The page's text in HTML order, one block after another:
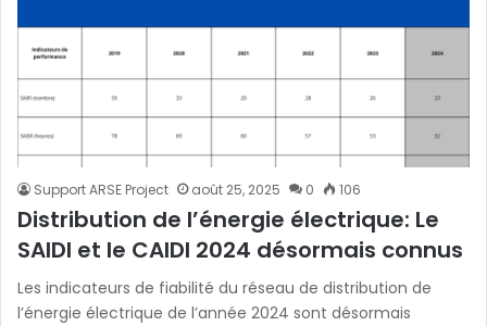
Support ARSE Project août 25, 2025 0 106
Distribution de l’énergie électrique: Le
SAIDI et le CAIDI 2024 désormais connus
Les indicateurs de fiabilité du réseau de distribution de
l’énergie électrique de l’année 2024 sont désormais